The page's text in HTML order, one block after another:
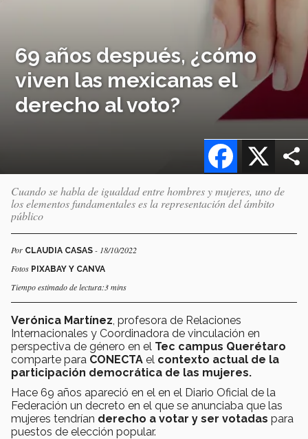
69 años después, ¿cómo
viven las mexicanas el
derecho al voto?
X
Facebook
Cuando se habla de igualdad entre hombres y mujeres, uno de
los elementos fundamentales es la representación del ámbito
público
Por CLAUDIA CASAS - 18/10/2022
Fotos PIXABAY Y CANVA
Tiempo estimado de lectura:3 mins
Verónica Martínez , profesora de Relaciones
Internacionales y Coordinadora de vinculación en
perspectiva de género en el Tec campus Querétaro
comparte para CONECTA el contexto actual de la
participación democrática de las mujeres.
Hace 69 años apareció en el en el Diario Oficial de la
Federación un decreto en el que se anunciaba que las
mujeres tendrían derecho a votar y ser votadas para
puestos de elección popular.